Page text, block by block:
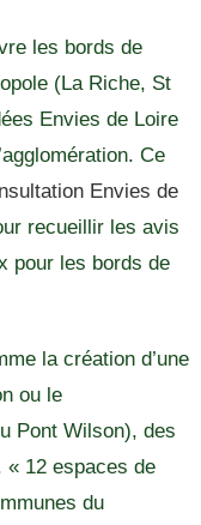
les bords de
(La Riche, St
Envies de Loire
Ce
Envies de
recueillir les avis
pour les bords de
la création d’une
ou le
Pont Wilson), des
« 12 espaces de
du